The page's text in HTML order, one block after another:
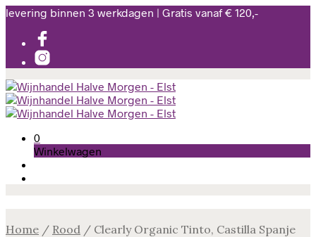
levering binnen 3 werkdagen | Gratis vanaf € 120,-
0
Winkelwagen
Home / Rood / Clearly Organic Tinto, Castilla Spanje